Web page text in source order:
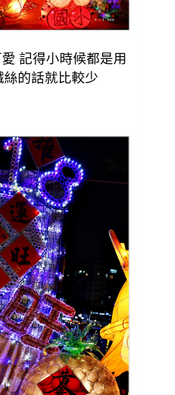
記得小時候都是用
的話就比較少